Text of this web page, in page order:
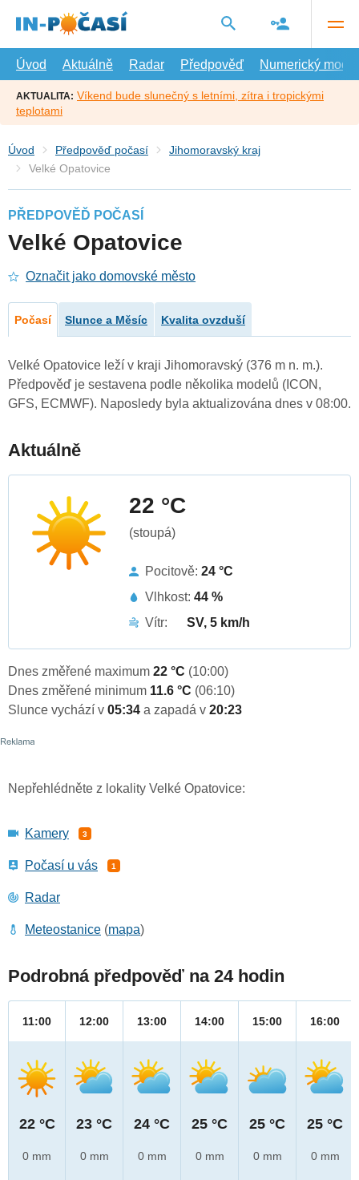
hlavní
Úvod
Aktuálně Radar Předpověď Numerický model
AKTUALITA: Víkend bude slunečný s letními, zítra i tropickými
teplotami
Úvod Předpověď počasí
Jihomoravský kraj
Velké Opatovice
PŘEDPOVĚĎ POČASÍ
Velké Opatovice
Označit jako domovské město
Počasí Slunce a Měsíc Kvalita ovzduší
Velké Opatovice leží v kraji Jihomoravský (376 m n. m.).
Předpověď je sestavena podle několika modelů (ICON,
GFS, ECMWF). Naposledy byla aktualizována dnes v 08:00.
Aktuálně
22 °C
(stoupá)
Pocitově: 24 °C
Vlhkost: 44 %
Vítr:
SV, 5 km/h
Dnes změřené maximum 22 °C (10:00)
Dnes změřené minimum 11.6 °C (06:10)
Slunce vychází v 05:34 a zapadá v 20:23
Nepřehlédněte z lokality Velké Opatovice:
Kamery 3
Počasí u vás 1
Radar
Meteostanice (mapa)
Podrobná předpověď na 24 hodin
11:00
22 °C
0 mm
12:00
23 °C
0 mm
13:00
24 °C
0 mm
14:00
25 °C
0 mm
15:00
25 °C
0 mm
16:00
25 °C
0 mm